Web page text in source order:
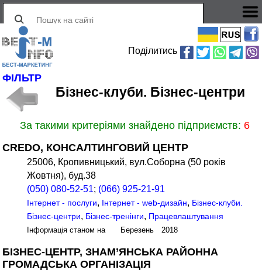
Поділитись
ФІЛЬТР
Бізнес-клуби. Бізнес-центри
За такими критеріями знайдено підприємств: 6
CREDO, КОНСАЛТИНГОВИЙ ЦЕНТР
25006, Кропивницький, вул.Соборна (50 років
Жовтня), буд.38
(050) 080-52-51; (066) 925-21-91
Інтернет - послуги, Інтернет - web-дизайн, Бізнес-клуби.
Бізнес-центри, Бізнес-тренінги, Працевлаштування
Інформація станом на Березень 2018
БІЗНЕС-ЦЕНТР, ЗНАМ’ЯНСЬКА РАЙОННА
ГРОМАДСЬКА ОРГАНІЗАЦІЯ